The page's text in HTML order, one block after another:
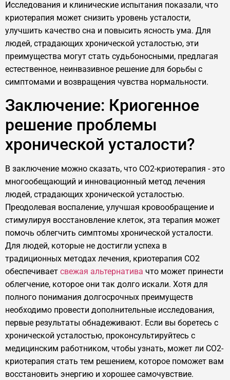
Исследования и клинические испытания показали, что
криотерапия может снизить уровень усталости,
улучшить качество сна и повысить ясность ума. Для
людей, страдающих хронической усталостью, эти
преимущества могут стать судьбоносными, предлагая
естественное, неинвазивное решение для борьбы с
симптомами и возвращения чувства нормальности.
Заключение: Криогенное
решение проблемы
хронической усталости?
В заключение можно сказать, что CO2-криотерапия - это
многообещающий и инновационный метод лечения
людей, страдающих хронической усталостью.
Преодолевая воспаление, улучшая кровообращение и
стимулируя восстановление клеток, эта терапия может
помочь облегчить симптомы хронической усталости.
Для людей, которые не достигли успеха в
традиционных методах лечения, криотерапия CO2
обеспечивает свежая альтернатива что может принести
облегчение, которое они так долго искали. Хотя для
полного понимания долгосрочных преимуществ
необходимо провести дополнительные исследования,
первые результаты обнадеживают. Если вы боретесь с
хронической усталостью, проконсультируйтесь с
медицинским работником, чтобы узнать, может ли CO2-
криотерапия стать тем решением, которое поможет вам
восстановить энергию и хорошее самочувствие.